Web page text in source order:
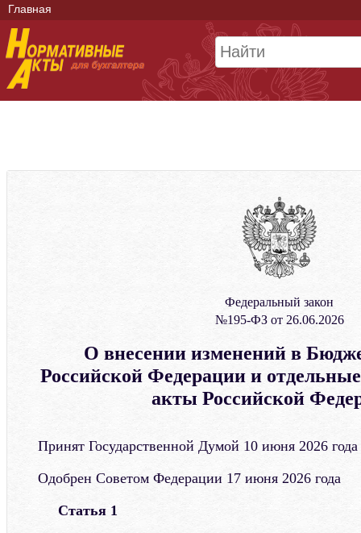
Главная
Федеральный закон
№195-ФЗ от 26.06.2026
О внесении изменений в
Российской Федерации и
акты Российской
Принят Государственной Думой 10 июня 2026 года
Одобрен Советом Федерации 17 июня 2026 года
Статья 1